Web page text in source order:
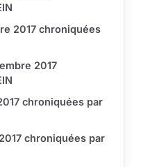
2017 chroniquées
2017
chroniquées par
chroniquées par